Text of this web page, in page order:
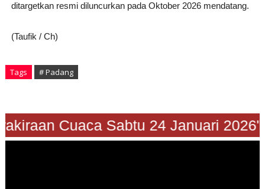
ditargetkan resmi diluncurkan pada Oktober 2026 mendatang.
(Taufik / Ch)
Tags # Padang
Cuaca Sabtu 24 Januari 2026"